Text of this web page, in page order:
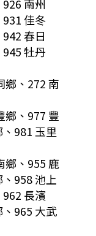
南州
佳冬
春日
牡丹
鄉、272 南
鄉、977 豐
981 玉里
鄉、955 鹿
958 池上
長濱
965 大武